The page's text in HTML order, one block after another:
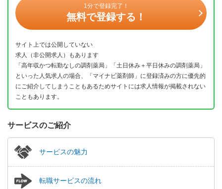
1分で登録完了！
無料で登録する！
サイト上では公開していない
求人（非公開求人）もあります
「高年収かつ転勤なしの調剤薬局」「土日休み＋平日休みの調剤薬局」
といった人気求人の場合、「マイナビ薬剤師」に登録済みの方に優先的
にご紹介してしまうこともあるためサイトには求人情報が掲載されない
こともあります。
サービスのご紹介
サービスの魅力
転職サービスの流れ